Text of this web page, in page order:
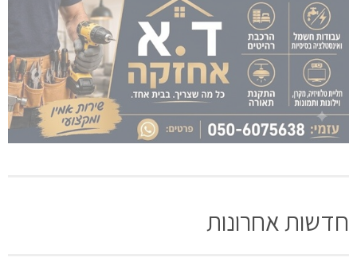
חדשות אחרונות